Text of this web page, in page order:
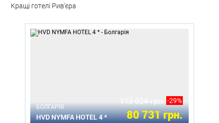
Кращі готелі Рив'єра
БОЛГАРІЯ
HVD NYMFA HOTEL 4 *
113 024 грн. -29%
80 731 грн.